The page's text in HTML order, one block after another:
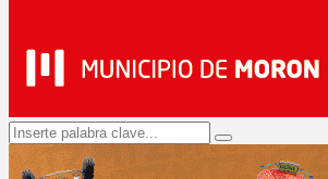
Search
for:
Search